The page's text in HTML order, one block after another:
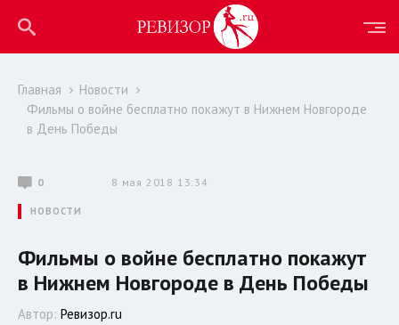
Главная
Новости
Фильмы о войне бесплатно покажут в Нижнем Новгороде
в День Победы
0 8 мая 2018 13:34
НОВОСТИ
Фильмы о войне бесплатно покажут
в Нижнем Новгороде в День Победы
Автор: Ревизор.ru